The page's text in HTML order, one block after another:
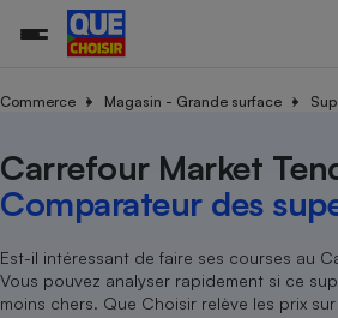
Commerce Magasin - Grande surface
Carrefour Market
Comparateur des
Est-il intéressant de faire ses courses au
Vous pouvez analyser rapidement si ce
moins chers. Que Choisir relève les prix
Train
Toutes les actualités
Enquêtes
Guides d'achat
Conseils
Tous les services
Tous nos combats
Nos actions
Nos grandes victoires
Les billets de la présidente
L’association
Nos missions
Notre méthodologie
Notre financement